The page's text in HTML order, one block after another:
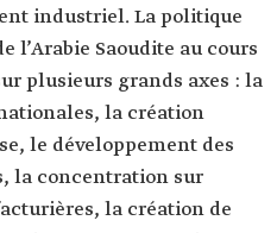
industriel. La politique
l’Arabie Saoudite au cours
plusieurs grands axes : la
la création
le développement des
la concentration sur
la création de